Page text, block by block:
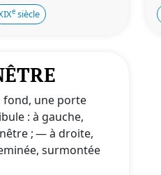
e siècle
fond, une porte
: à gauche,
; — à droite,
surmontée